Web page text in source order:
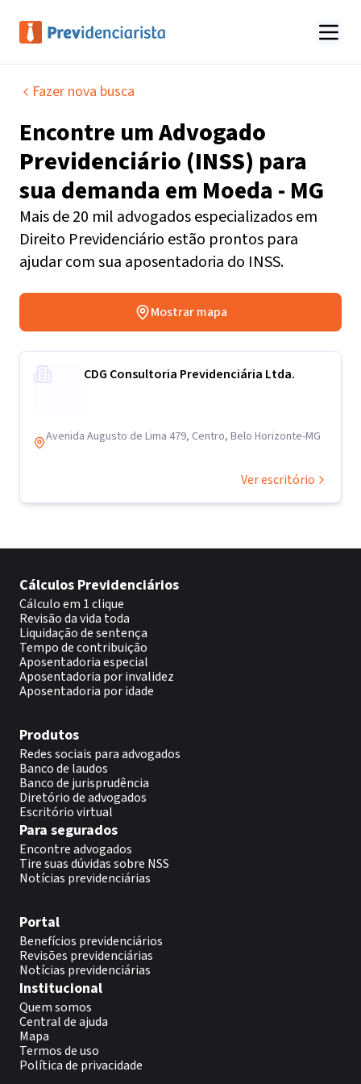
Fazer nova busca
Encontre umAdvogado
Previdenciário (INSS) para
sua demanda em Moeda - MG
Mais de 20 mil advogados especializados em
Direito Previdenciário estão prontos para
ajudar com sua aposentadoria do INSS.
Mostrar mapa
CDG Consultoria Previdenciária Ltda.
Avenida Augusto de Lima 479, Centro, Belo Horizonte-MG
Ver escritório
Cálculos Previdenciários
Cálculo em 1 clique
Revisão da vida toda
Liquidação de sentença
Tempo de contribuição
Aposentadoria especial
Aposentadoria por invalidez
Aposentadoria por idade
Produtos
Redes sociais para advogados
Banco de laudos
Banco de jurisprudência
Diretório de advogados
Escritório virtual
Para segurados
Encontre advogados
Tire suas dúvidas sobre NSS
Notícias previdenciárias
Portal
Benefícios previdenciários
Revisões previdenciárias
Notícias previdenciárias
Institucional
Quem somos
Central de ajuda
Mapa
Termos de uso
Política de privacidade